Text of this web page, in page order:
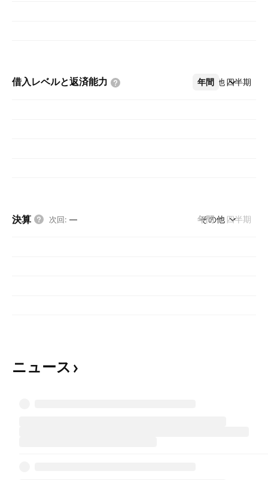
借入レベルと返済能力 年間 四半期
その他
決算 次回: — 年間 四半期
その他
ニュース